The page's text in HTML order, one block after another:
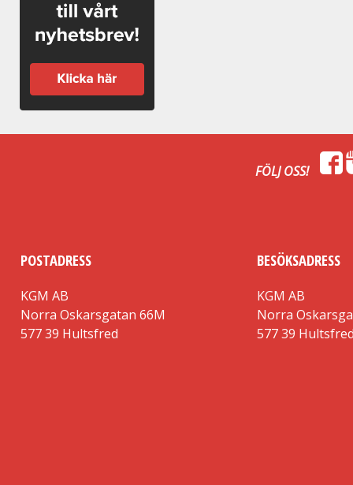
FÖLJ OSS!
POSTADRESS
KGM AB
Norra Oskarsgatan 66M
577 39 Hultsfred
BESÖKSADRESS
KGM AB
Norra
577 39